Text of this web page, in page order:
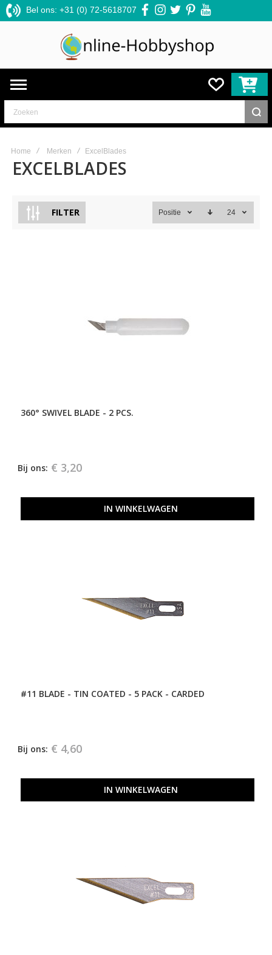
Bel ons: +31 (0) 72-5618707 facebook
instagram
twitterpinterest
youtube
Zoeken
Home Merken ExcelBlades
EXCELBLADES
FILTER Positie 24
360° SWIVEL BLADE - 2 PCS.
Bij ons: € 3,20
IN WINKELWAGEN
#11 BLADE - TIN COATED - 5 PACK - CARDED
Bij ons: € 4,60
IN WINKELWAGEN